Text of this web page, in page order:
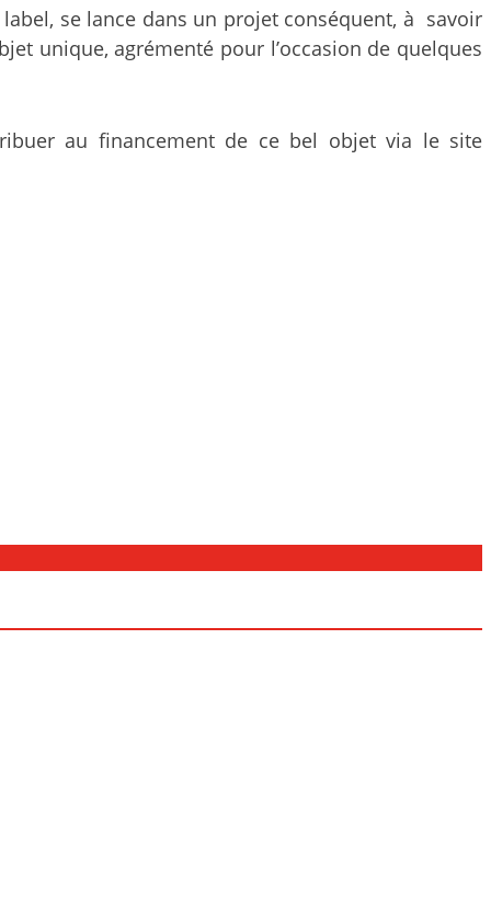
se lance dans un projet conséquent, à savoir
unique, agrémenté pour l’occasion de quelques
au financement de ce bel objet via le site